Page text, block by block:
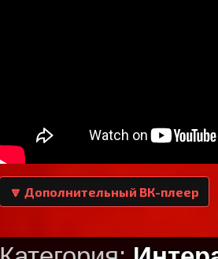
🔽 Дополнительный ВК-плеер